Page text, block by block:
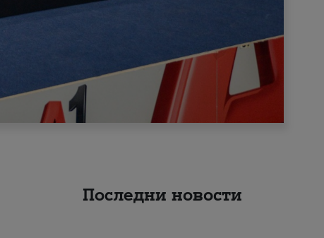
Последни новости